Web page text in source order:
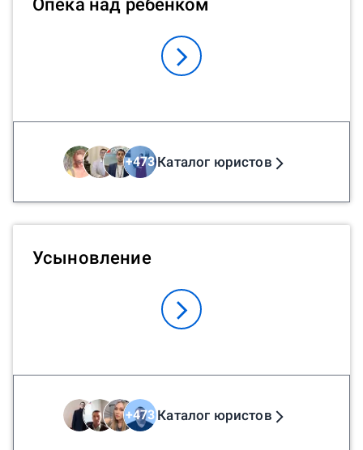
Опека над ребенком
+473Каталог юристов
Усыновление
+473Каталог юристов